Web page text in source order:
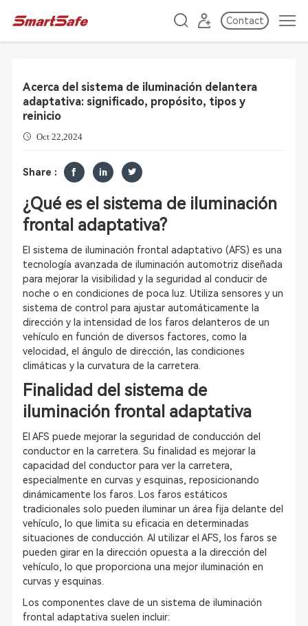
Contact
Acerca del sistema de iluminación delantera
adaptativa: significado, propósito, tipos y
reinicio
Oct 22,2024
Share :
¿Qué es el sistema de iluminación
frontal adaptativa?
El sistema de iluminación frontal adaptativo (AFS) es una
tecnología avanzada de iluminación automotriz diseñada
para mejorar la visibilidad y la seguridad al conducir de
noche o en condiciones de poca luz. Utiliza sensores y un
sistema de control para ajustar automáticamente la
dirección y la intensidad de los faros delanteros de un
vehículo en función de diversos factores, como la
velocidad, el ángulo de dirección, las condiciones
climáticas y la curvatura de la carretera.
Finalidad del sistema de
iluminación frontal adaptativa
El AFS puede mejorar la seguridad de conducción del
conductor en la carretera. Su finalidad es mejorar la
capacidad del conductor para ver la carretera,
especialmente en curvas y esquinas, reposicionando
dinámicamente los faros. Los faros estáticos
tradicionales solo pueden iluminar un área fija delante del
vehículo, lo que limita su eficacia en determinadas
situaciones de conducción. Al utilizar el AFS, los faros se
pueden girar en la dirección opuesta a la dirección del
vehículo, lo que proporciona una mejor iluminación en
curvas y esquinas.
Los componentes clave de un sistema de iluminación
frontal adaptativa suelen incluir: